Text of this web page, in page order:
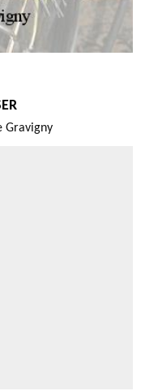
Gravigny